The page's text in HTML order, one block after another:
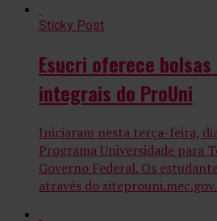
Sticky Post
Esucri oferece
integrais do ProUni
Iniciaram nesta terça-feira,
Programa Universidade para
Governo Federal. Os
através do